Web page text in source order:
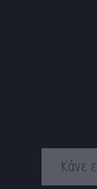
Κάνε